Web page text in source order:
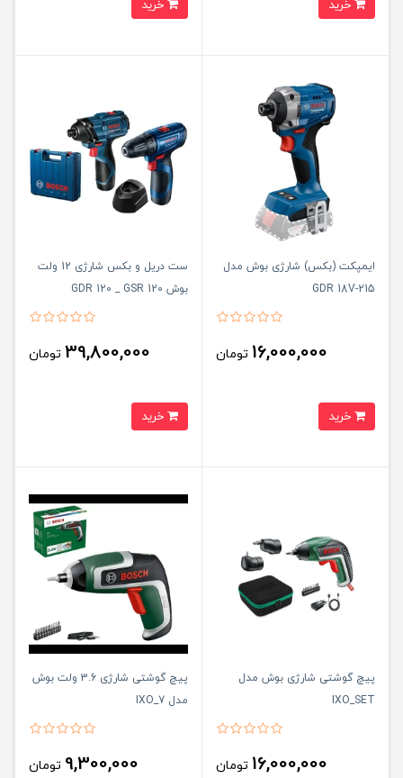
ایمپکت (بکس) شارژی بوش مدل
GDR 18V-215
16,000,000 تومان
ست دریل و بکس شارژی 12 ولت
بوش GDR 120 _ GSR 120
39,800,000 تومان
پیچ گوشتی شارژی بوش مدل
IXO_SET
16,000,000 تومان
پیچ گوشتی شارژی 3.6 ولت بوش
مدل IXO_7
9,300,000 تومان